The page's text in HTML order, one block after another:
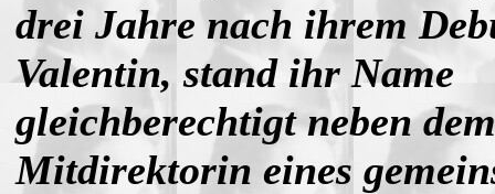
drei Jahre nach ihrem
Valentin, stand ihr Name
gleichberechtigt neben
Mitdirektorin eines